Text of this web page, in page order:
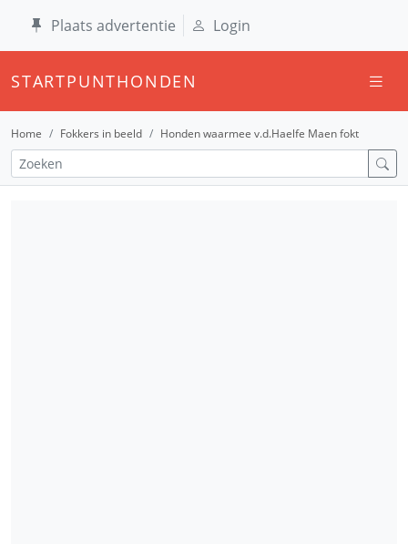
Plaats advertentie Login
STARTPUNTHONDEN
Home Fokkers in beeld Honden waarmee v.d.Haelfe Maen fokt